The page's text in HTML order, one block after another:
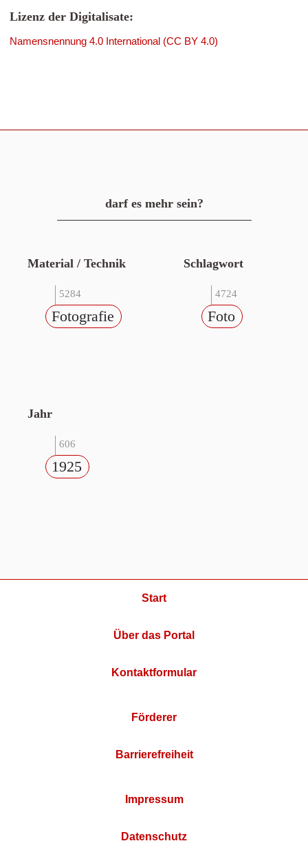
Lizenz der Digitalisate:
Namensnennung 4.0 International (CC BY 4.0)
darf es mehr sein?
Material / Technik
5284
Fotografie
Schlagwort
4724
Foto
Jahr
606
1925
Start
Über das Portal
Kontaktformular
Förderer
Barrierefreiheit
Impressum
Datenschutz